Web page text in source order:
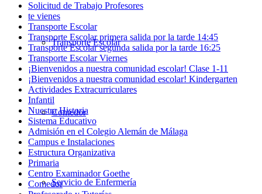
Transporte Escolar
Comedor
Servicio de Enfermería
Solicitud de Trabajo Profesores
te vienes
Transporte Escolar
Transporte Escolar primera salida por la tarde 14:45
Transporte Escolar segunda salida por la tarde 16:25
Transporte Escolar Viernes
¡Bienvenidos a nuestra comunidad escolar! Clase 1-11
¡Bienvenidos a nuestra comunidad escolar! Kindergarten
Actividades Extracurriculares
Infantil
Nuestra Historia
Sistema Educativo
Admisión en el Colegio Alemán de Málaga
Campus e Instalaciones
Estructura Organizativa
Primaria
Centro Examinador Goethe
Comedor